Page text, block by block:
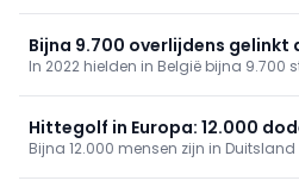
maatregelen neemt om jonge
Bijna 9.700 overlijdens gelinkt
In 2022 hielden in België bijna 9.700
overlijden in kaart.
Hittegolf in Europa: 12.000
Bijna 12.000 mensen zijn in